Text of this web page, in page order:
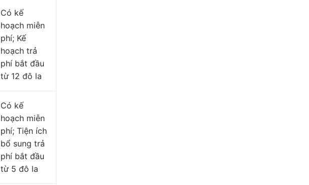
Có kế
hoạch miễn
phí; Kế
hoạch trả
phí bắt đầu
từ 12 đô la
Có kế
hoạch miễn
phí; Tiện ích
bổ sung trả
phí bắt đầu
từ 5 đô la